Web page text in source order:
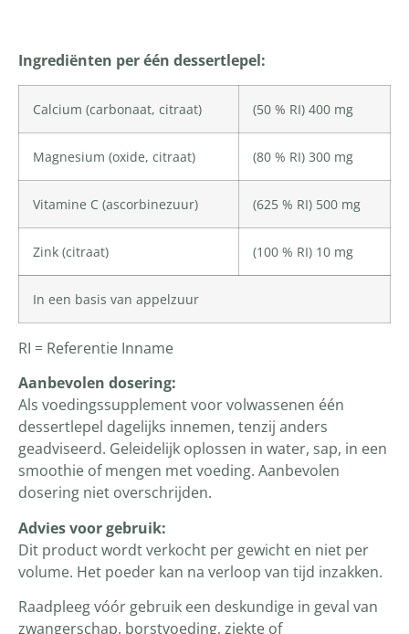
Ingrediënten per één dessertlepel:
Calcium (carbonaat, citraat) (50 % RI) 400 mg
Magnesium (oxide, citraat) (80 % RI) 300 mg
Vitamine C (ascorbinezuur) (625 % RI) 500 mg
Zink (citraat) (100 % RI) 10 mg
In een basis van appelzuur
RI = Referentie Inname
Aanbevolen dosering:
Als voedingssupplement voor volwassenen één
dessertlepel dagelijks innemen, tenzij anders
geadviseerd. Geleidelijk oplossen in water, sap, in een
smoothie of mengen met voeding. Aanbevolen
dosering niet overschrijden.
Advies voor gebruik:
Dit product wordt verkocht per gewicht en niet per
volume. Het poeder kan na verloop van tijd inzakken.
Raadpleeg vóór gebruik een deskundige in geval van
zwangerschap, borstvoeding, ziekte of